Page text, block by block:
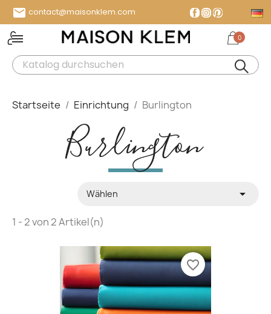
 contact@maisonklem.com FacebookPinterest
Instagram
0
Startseite Einrichtung Burlington
Burlington
Wählen 
1 - 2 von 2 Artikel(n)
favorite_border